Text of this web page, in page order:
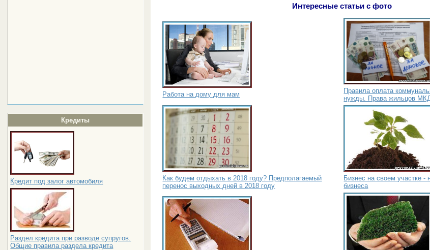
Кредиты
Кредит под залог автомобиля
Раздел кредита при разводе супругов.
Общие правила раздела кредита
Интересные статьи с фото
Работа на дому для мам
Правила оплата
нужды. Права жильцов МКД
Как будем отдыхать в 2018 году? Предполагаемый
перенос выходных дней в 2018 году
Бизнес на своем участке -
бизнеса